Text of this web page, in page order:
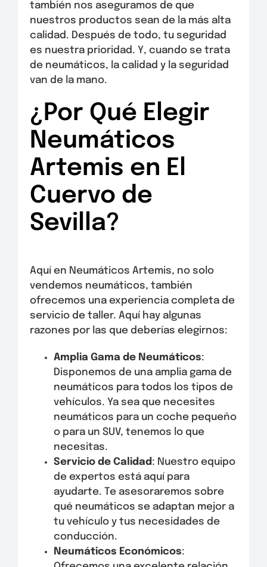
también nos aseguramos de que
nuestros productos sean de la más alta
calidad. Después de todo, tu seguridad
es nuestra prioridad. Y, cuando se trata
de neumáticos, la calidad y la seguridad
van de la mano.
¿Por Qué Elegir
Neumáticos
Artemis en El
Cuervo de
Sevilla?
Aquí en Neumáticos Artemis, no solo
vendemos neumáticos, también
ofrecemos una experiencia completa de
servicio de taller. Aquí hay algunas
razones por las que deberías elegirnos:
Amplia Gama de Neumáticos:
Disponemos de una amplia gama de
neumáticos para todos los tipos de
vehículos. Ya sea que necesites
neumáticos para un coche pequeño
o para un SUV, tenemos lo que
necesitas.
Servicio de Calidad : Nuestro equipo
de expertos está aquí para
ayudarte. Te asesoraremos sobre
qué neumáticos se adaptan mejor a
tu vehículo y tus necesidades de
conducción.
Neumáticos Económicos: